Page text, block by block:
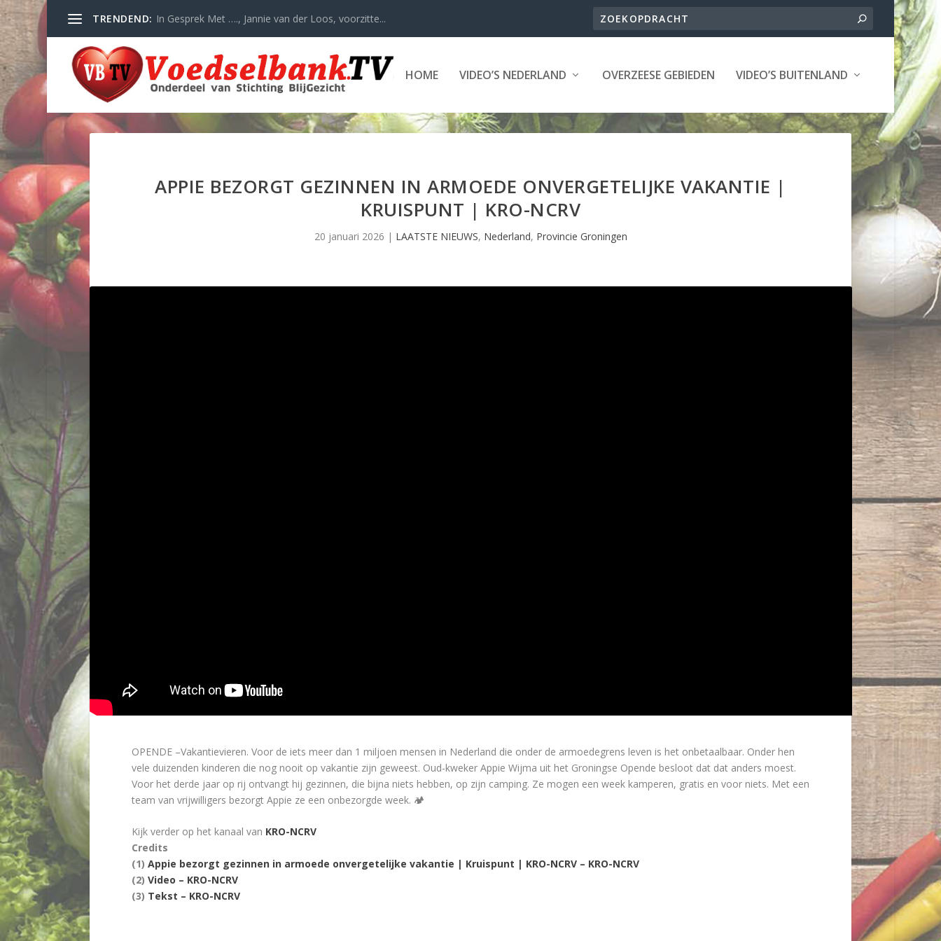
TRENDEND: In Gesprek Met …., Jannie van der Loos, voorzitte...
HOME VIDEO’S NEDERLAND OVERZEESE GEBIEDEN VIDEO’S BUITENLAND
APPIE BEZORGT GEZINNEN IN ARMOEDE ONVERGETELIJKE VAKANTIE |
KRUISPUNT | KRO-NCRV
20 januari 2026 | LAATSTE NIEUWS, Nederland, Provincie Groningen
OPENDE –Vakantievieren. Voor de iets meer dan 1 miljoen mensen in Nederland die onder de armoedegrens leven is het onbetaalbaar. Onder hen
vele duizenden kinderen die nog nooit op vakantie zijn geweest. Oud-kweker Appie Wijma uit het Groningse Opende besloot dat dat anders moest.
Voor het derde jaar op rij ontvangt hij gezinnen, die bijna niets hebben, op zijn camping. Ze mogen een week kamperen, gratis en voor niets. Met een
team van vrijwilligers bezorgt Appie ze een onbezorgde week. 🏕️
Kijk verder op het kanaal van KRO-NCRV
Credits
(1) Appie bezorgt gezinnen in armoede onvergetelijke vakantie | Kruispunt | KRO-NCRV – KRO-NCRV
(2) Video – KRO-NCRV
(3) Tekst – KRO-NCRV